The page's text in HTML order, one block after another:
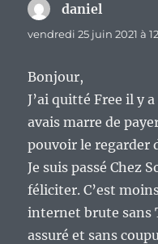
daniel
vendredi 25 juin 2021 à
Bonjour,
J’ai quitté Free il y
avais marre de
pouvoir le regarder
Je suis passé Chez
féliciter. C’est
internet brute sans
assuré et sans